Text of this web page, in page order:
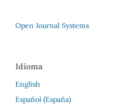
Open Journal Systems
Idioma
English
Español (España)